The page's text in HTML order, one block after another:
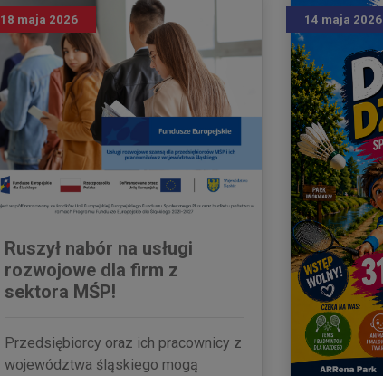
18 maja 2026
Ruszył nabór na usługi
rozwojowe dla firm z
sektora MŚP!
Przedsiębiorcy oraz ich pracownicy z
województwa śląskiego mogą
14 maja 2026